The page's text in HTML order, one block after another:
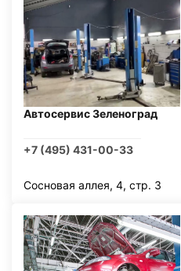
Автосервис Зеленоград
+7 (495) 431-00-33
Сосновая аллея, 4, стр. 3